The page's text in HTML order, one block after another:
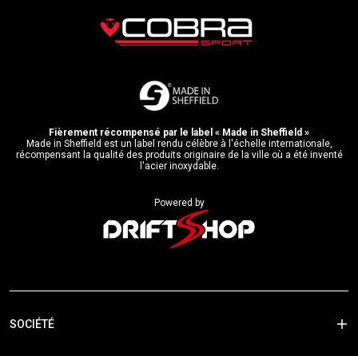
Fièrement récompensé par le label « Made in Sheffield »
Made in Sheffield est un label rendu célèbre à l'échelle internationale,
récompensant la qualité des produits originaire de la ville où a été inventé
l'acier inoxydable.
Powered by
SOCIÉTÉ